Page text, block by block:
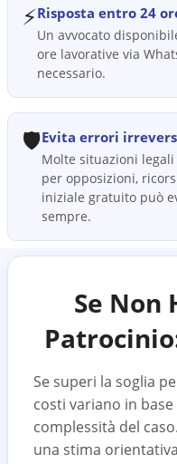
⚡Risposta entro 24
Un avvocato
ore lavorative via
necessario.
🛡️Evita errori
Molte situazioni
per opposizioni,
iniziale gratuito può
sempre.
Se Non
Se superi la soglia
costi variano in
complessità del
una stima